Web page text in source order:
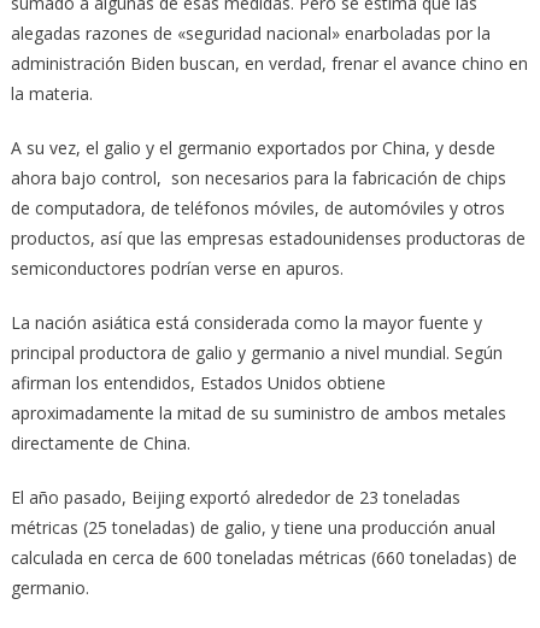
alegadas razones de «seguridad nacional» enarboladas por la
administración Biden buscan, en verdad, frenar el avance chino en
la materia.
A su vez, el galio y el germanio exportados por China, y desde
ahora bajo control, son necesarios para la fabricación de chips
de computadora, de teléfonos móviles, de automóviles y otros
productos, así que las empresas estadounidenses productoras de
semiconductores podrían verse en apuros.
La nación asiática está considerada como la mayor fuente y
principal productora de galio y germanio a nivel mundial. Según
afirman los entendidos, Estados Unidos obtiene
aproximadamente la mitad de su suministro de ambos metales
directamente de China.
El año pasado, Beijing exportó alrededor de 23 toneladas
métricas (25 toneladas) de galio, y tiene una producción anual
calculada en cerca de 600 toneladas métricas (660 toneladas) de
germanio.